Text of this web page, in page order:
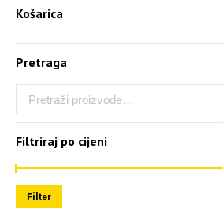
Košarica
Pretraga
Filtriraj po cijeni
Filter